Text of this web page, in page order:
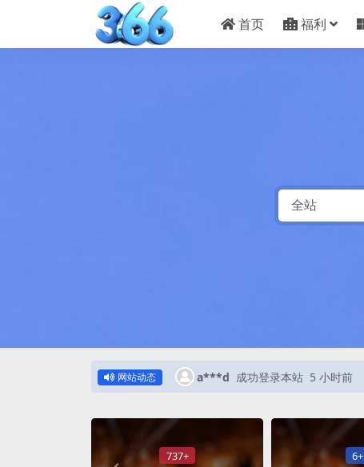
首页 福利
网站动态 a***d 成功登录本站 5 小时前
737+ 6+